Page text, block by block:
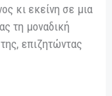
κι εκείνη σε μια
τη μοναδική
επιζητώντας